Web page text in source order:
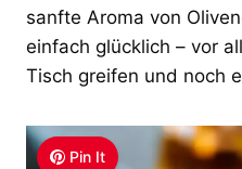
sanfte Aroma von
einfach glücklich – vor
Tisch greifen und noch
Pin It